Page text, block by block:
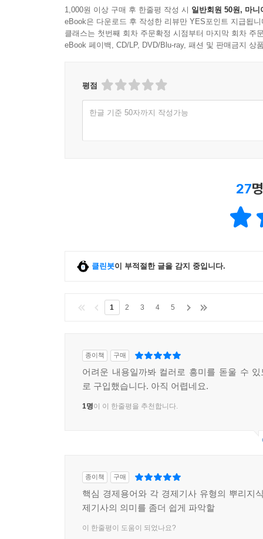
10장 한눈에 보는 세계 무역기사
[예비강의] 세계 7대 수출강국, 다 좋은데…
02 우리나라의 무역 한눈에 살펴보기 2
03 국제 경제기사를 읽는 기초, 보호무역주의
「여기서 잠깐」 모았다, 자유무역과 경제블록화
1,000원 이상 구매 후 한줄평 작성 시 일반회원 50원, 마니
eBook은 다운로드 후 작성한 리뷰만 YES포인트 지급됩니
클래스는 첫번째 회차 주문확정 시점부터 마지막 회차 주
eBook 페이백, CD/LP, DVD/Blu-ray, 패션 및 판매금지 상
평점
한글 기준 50자까지 작성가능
27
클린봇이 부적절한 글을 감지 중입니다.
1 2 3 4 5
종이책 구매
어려운 내용일까봐 컬러로 흥미를 돋울 수
로 구입했습니다. 아직 어렵네요.
1명이 이 한줄평을 추천합니다.
종이책 구매
핵심 경제용어와 각 경제기사 유형의 뿌리지
제기사의 의미를 좀더 쉽게 파악할
이 한줄평이 도움이 되었나요?